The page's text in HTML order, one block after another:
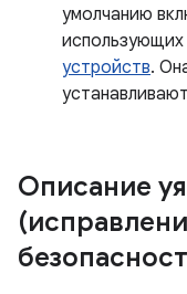
умолчанию
использующих
устройств.
Описание